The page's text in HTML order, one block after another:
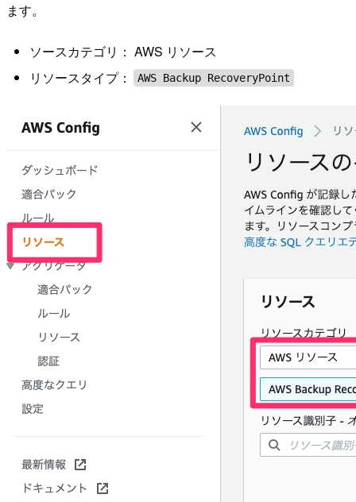
ます。
ソースカテゴリ： AWS リソース
リソースタイプ：
AWS Backup RecoveryPoint